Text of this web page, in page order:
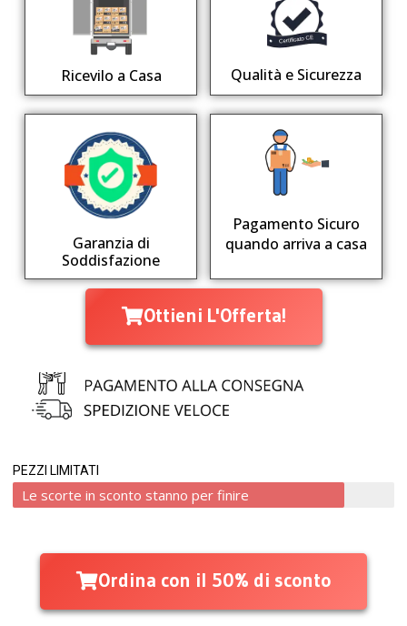
Ricevilo a Casa Qualità e Sicurezza
Garanzia di
Soddisfazione
Pagamento Sicuro
quando arriva a casa
Ottieni L'Offerta!
PEZZI LIMITATI
Le scorte in sconto stanno per finire
Ordina con il 50% di sconto